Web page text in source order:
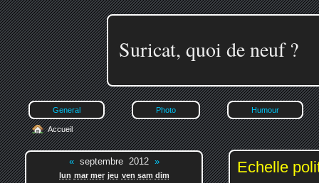
Suricat, quoi de neuf ?
General Photo Humour
Echelle
Accueil
«septembre 2012 »
lun mar mer jeu ven sam dim